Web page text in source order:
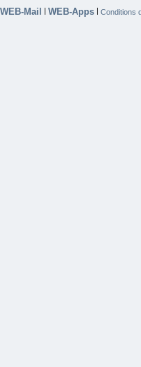
WEB-Mail | WEB-Apps | Conditions